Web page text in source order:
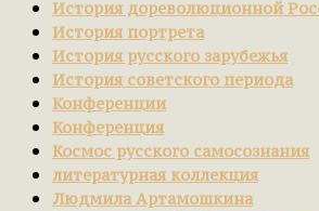
История дореволюционной
История портрета
История русского зарубежья
История советского периода
Конференции
Конференция
Космос русского самосознания
литературная коллекция
Людмила Артамошкина